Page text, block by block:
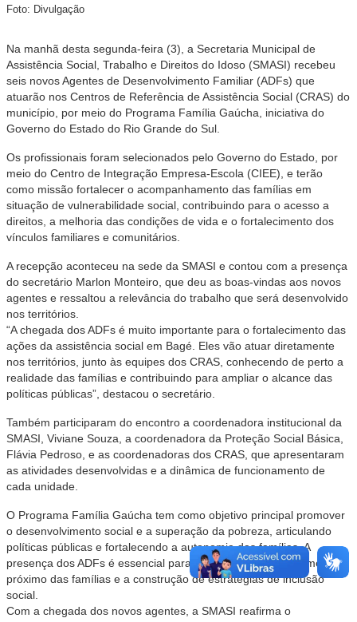
Foto: Divulgação
Na manhã desta segunda-feira (3), a Secretaria Municipal de
Assistência Social, Trabalho e Direitos do Idoso (SMASI) recebeu
seis novos Agentes de Desenvolvimento Familiar (ADFs) que
atuarão nos Centros de Referência de Assistência Social (CRAS) do
município, por meio do Programa Família Gaúcha, iniciativa do
Governo do Estado do Rio Grande do Sul.
Os profissionais foram selecionados pelo Governo do Estado, por
meio do Centro de Integração Empresa-Escola (CIEE), e terão
como missão fortalecer o acompanhamento das famílias em
situação de vulnerabilidade social, contribuindo para o acesso a
direitos, a melhoria das condições de vida e o fortalecimento dos
vínculos familiares e comunitários.
A recepção aconteceu na sede da SMASI e contou com a presença
do secretário Marlon Monteiro, que deu as boas-vindas aos novos
agentes e ressaltou a relevância do trabalho que será desenvolvido
nos territórios.
“A chegada dos ADFs é muito importante para o fortalecimento das
ações da assistência social em Bagé. Eles vão atuar diretamente
nos territórios, junto às equipes dos CRAS, conhecendo de perto a
realidade das famílias e contribuindo para ampliar o alcance das
políticas públicas”, destacou o secretário.
Também participaram do encontro a coordenadora institucional da
SMASI, Viviane Souza, a coordenadora da Proteção Social Básica,
Flávia Pedroso, e as coordenadoras dos CRAS, que apresentaram
as atividades desenvolvidas e a dinâmica de funcionamento de
cada unidade.
O Programa Família Gaúcha tem como objetivo principal promover
o desenvolvimento social e a superação da pobreza, articulando
políticas públicas e fortalecendo a autonomia das famílias. A
presença dos ADFs é essencial para garantir o acompanhamento
próximo das famílias e a construção de estratégias de inclusão
social.
Com a chegada dos novos agentes, a SMASI reafirma o